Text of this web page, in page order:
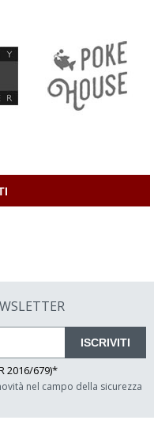
ISCRIVITI
2016/679)*
nel campo della sicurezza